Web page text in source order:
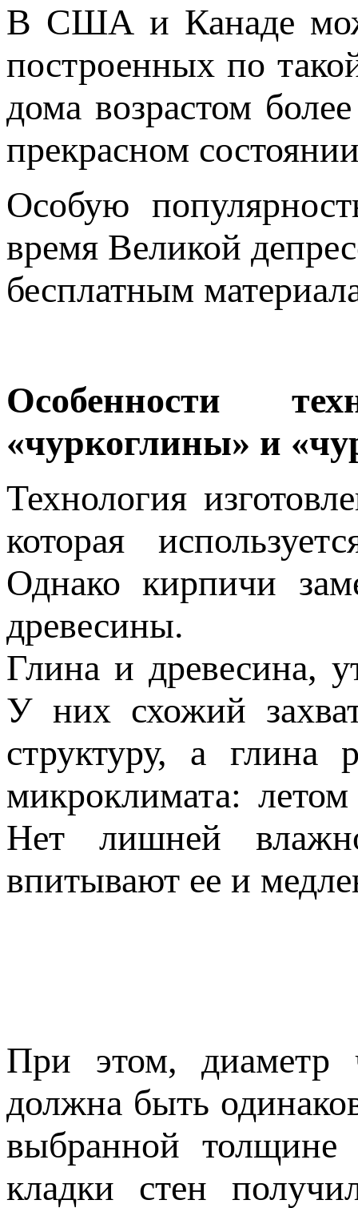
В США и Канаде
построенных по
дома возрастом
прекрасном
Особую
время Великой
бесплатным
Особенности
«чуркоглины» и
Технология
которая
Однако кирпичи
древесины.
Глина и древесина,
У них схожий
структуру, а глина
микроклимата:
Нет лишней
впитывают ее и
При этом, диаметр
должна быть
выбранной
кладки стен